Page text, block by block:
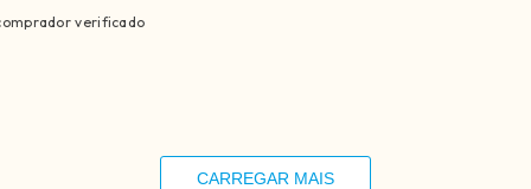
verificado
CARREGAR MAIS